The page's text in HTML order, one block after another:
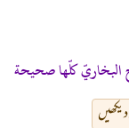
كلّها صحيحة